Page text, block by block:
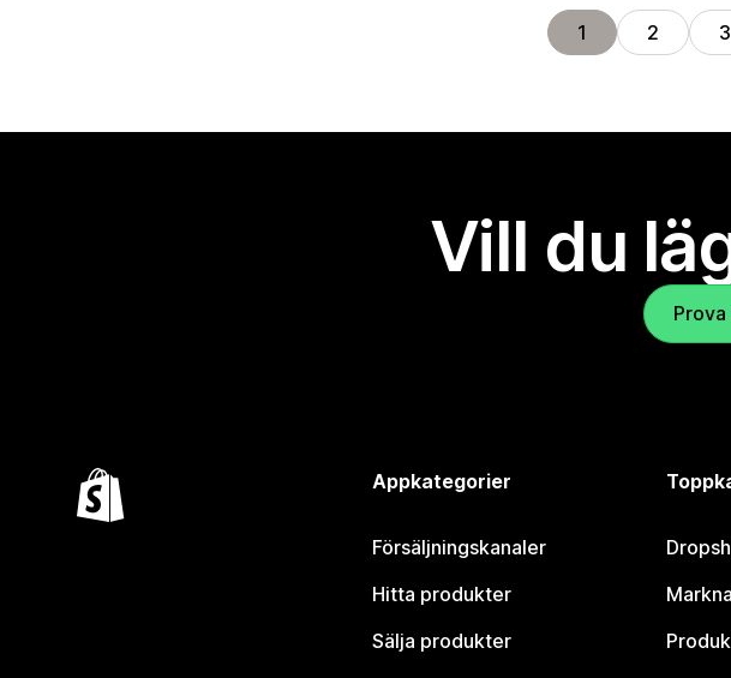
1 2 3
Vill du
Appkategorier
Försäljningskanaler
Hitta produkter
Sälja produkter